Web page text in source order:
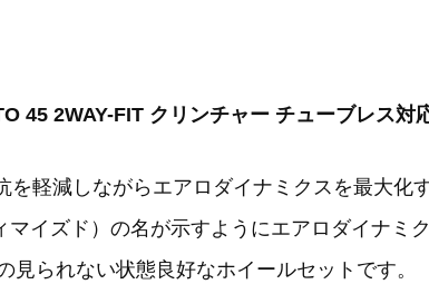
45 2WAY-FIT クリンチャー チューブレス対
軽減しながらエアロダイナミクスを最大化
イズド）の名が示すようにエアロダイナミ
られない状態良好なホイールセットです。